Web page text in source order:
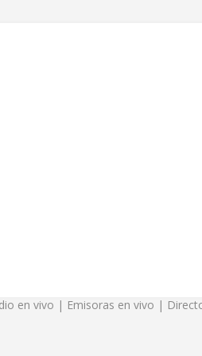
en vivo | Emisoras en vivo |